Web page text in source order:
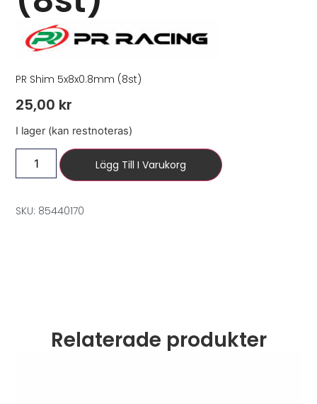
PR Shim 5x8x0.8mm (8st)
25,00 kr
I lager (kan restnoteras)
Lägg Till I Varukorg
SKU: 85440170
Relaterade produkter